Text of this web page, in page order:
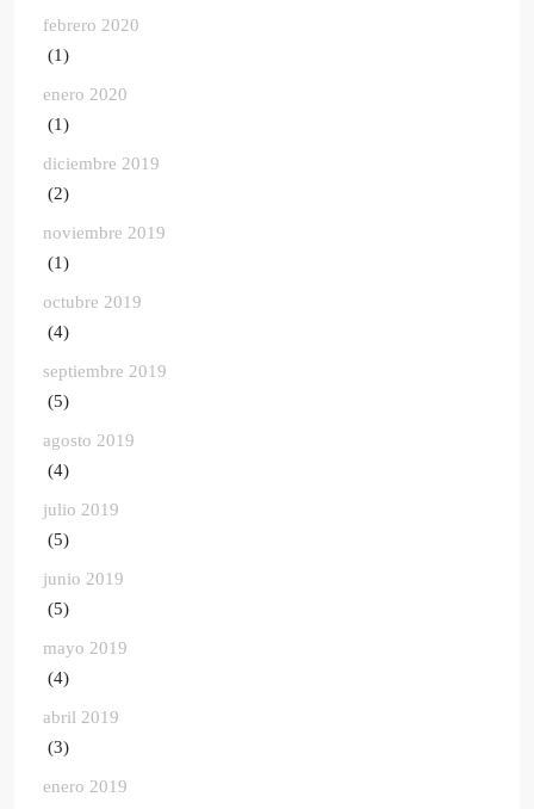
febrero 2020
(1)
enero 2020
(1)
diciembre 2019
(2)
noviembre 2019
(1)
octubre 2019
(4)
septiembre 2019
(5)
agosto 2019
(4)
julio 2019
(5)
junio 2019
(5)
mayo 2019
(4)
abril 2019
(3)
enero 2019